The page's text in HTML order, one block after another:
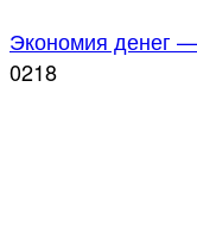
Экономия денег
0218